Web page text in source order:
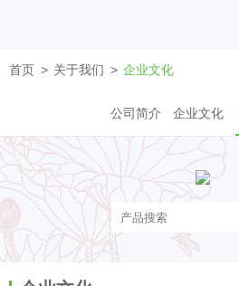
首页 关于我们 企业文化
公司简介 企业文化